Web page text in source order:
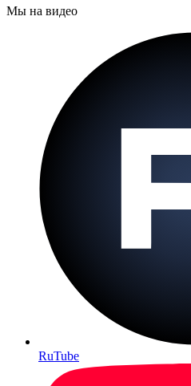
Мы на видео
RuTube